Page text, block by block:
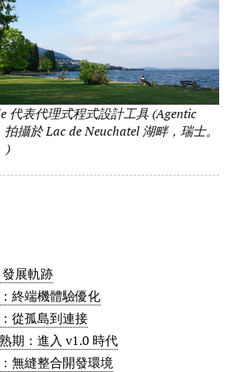
代表代理式程式設計工具 (Agentic
攝於 Lac de Neuchatel 湖畔，瑞士。
)
發展軌跡
終端機體驗優化
從孤島到連接
期：進入 v1.0 時代
無縫整合開發環境